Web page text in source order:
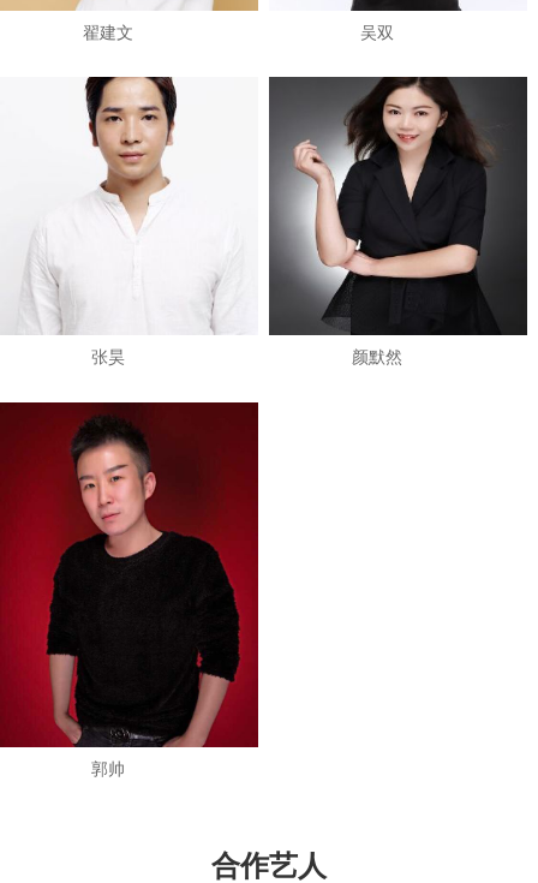
翟建文 吴双
张昊 颜默然
郭帅
合作艺人